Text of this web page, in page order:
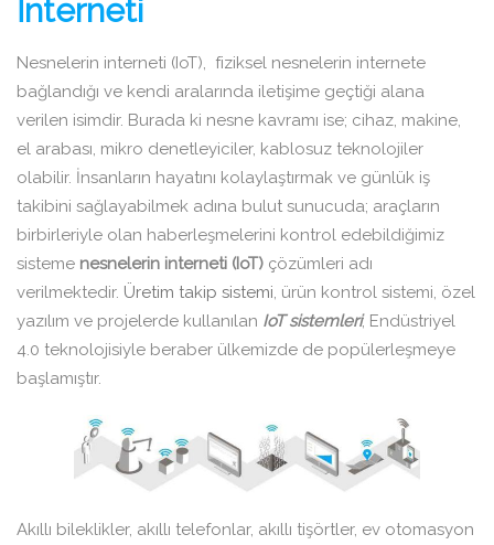
İnterneti
Nesnelerin interneti (IoT), fiziksel nesnelerin internete
bağlandığı ve kendi aralarında iletişime geçtiği alana
verilen isimdir. Burada ki nesne kavramı ise; cihaz, makine,
el arabası, mikro denetleyiciler, kablosuz teknolojiler
olabilir. İnsanların hayatını kolaylaştırmak ve günlük iş
takibini sağlayabilmek adına bulut sunucuda; araçların
birbirleriyle olan haberleşmelerini kontrol edebildiğimiz
sisteme nesnelerin interneti (IoT) çözümleri adı
verilmektedir. Üretim takip sistemi, ürün kontrol sistemi, özel
yazılım ve projelerde kullanılan IoT sistemleri; Endüstriyel
4.0 teknolojisiyle beraber ülkemizde de popülerleşmeye
başlamıştır.
Akıllı bileklikler, akıllı telefonlar, akıllı tişörtler, ev otomasyon